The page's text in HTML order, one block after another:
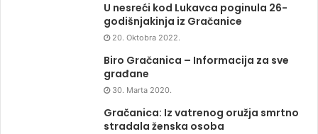
U nesreći kod Lukavca poginula 26-
godišnjakinja iz Gračanice
20. Oktobra 2022.
Biro Gračanica – Informacija za sve
građane
30. Marta 2020.
Gračanica: Iz vatrenog oružja smrtno
stradala ženska osoba